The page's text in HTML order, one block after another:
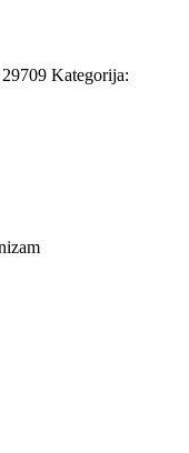
29709 Kategorija: